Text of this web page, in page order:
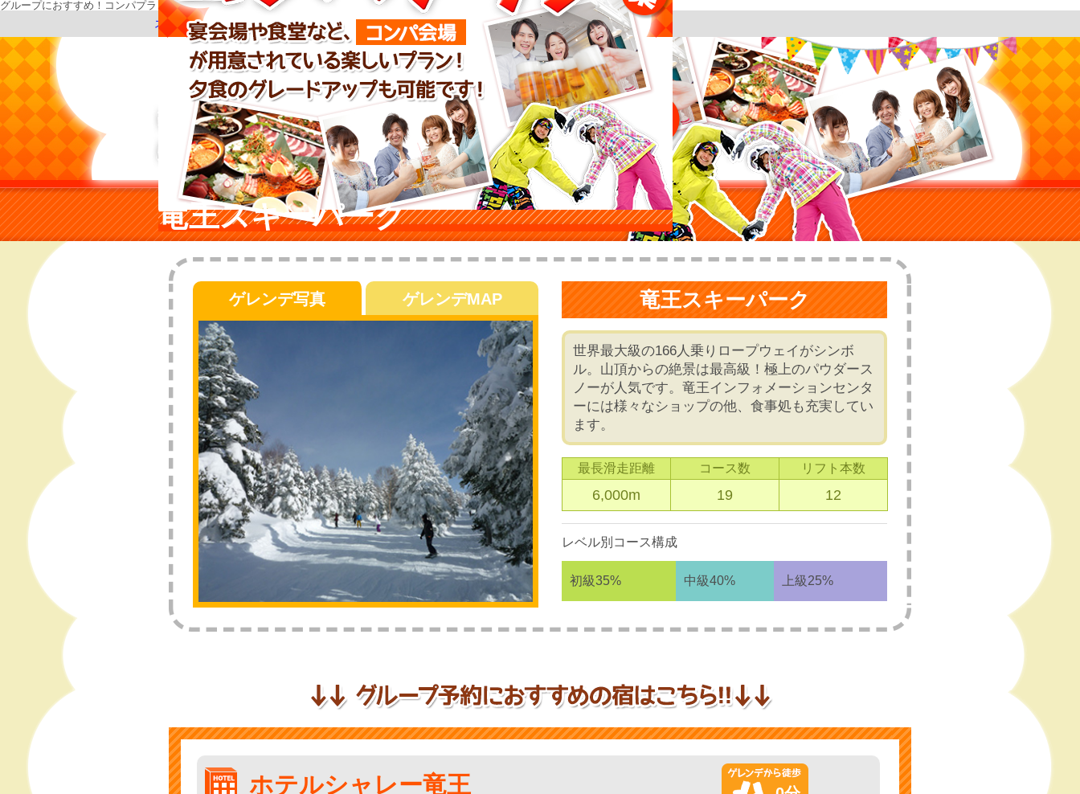
グループにおすすめ！コンパプラン特集『スキー市場』
スキーツアー・スノボーツアー トップ > グループにおすすめ！コンパプラン特集 > 竜王スキーパーク
竜王スキーパーク
ゲレンデ写真 ゲレンデMAP 竜王スキーパーク
世界最大級の166人乗りロープウェイがシンボ
ル。山頂からの絶景は最高級！極上のパウダース
ノーが人気です。竜王インフォメーションセンタ
ーには様々なショップの他、食事処も充実してい
ます。
最長滑走距離
6,000m
コース数
19
リフト本数
12
レベル別コース構成
初級35% 中級40% 上級25%
ホテルシャレー竜王